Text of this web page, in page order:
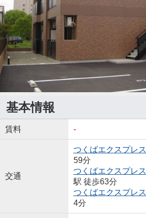
基本情報
賃料 -
交通
つくばエクスプレス
59分
つくばエクスプレス
駅 徒歩63分
つくばエクスプレス
4分